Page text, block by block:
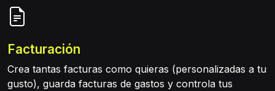
Facturación
Crea tantas facturas como quieras (personalizadas a tu
gusto), guarda facturas de gastos y controla tus